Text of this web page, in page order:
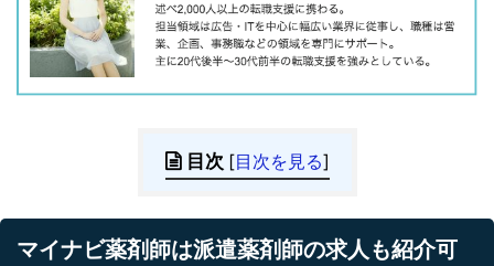
目次 [目次を見る]
マイナビ薬剤師は派遣薬剤師の求人も紹介可